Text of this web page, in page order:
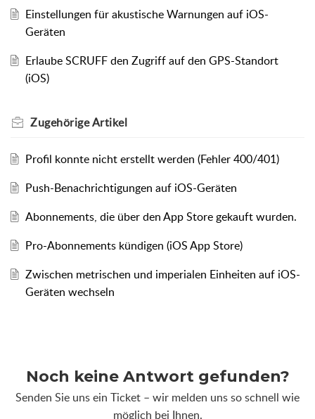
Einstellungen für akustische Warnungen auf iOS-
Geräten
Erlaube SCRUFF den Zugriff auf den GPS-Standort
(iOS)
ZugehörigeArtikel
Profil konnte nicht erstellt werden (Fehler 400/401)
Push-Benachrichtigungen auf iOS-Geräten
Abonnements, die über den App Store gekauft wurden.
Pro-Abonnements kündigen (iOS App Store)
Zwischen metrischen und imperialen Einheiten auf iOS-
Geräten wechseln
Noch keine Antwort gefunden?
Senden Sie uns ein Ticket – wir melden uns so schnell wie
möglich bei Ihnen.